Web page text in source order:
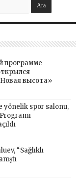
программе
высота»
yönelik spor salonu,
“Sağlıklı